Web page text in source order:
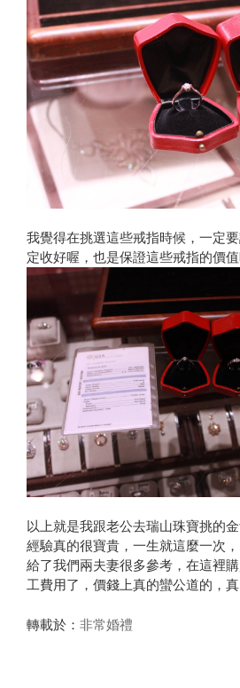
我覺得在挑選這些戒指時候，一定
定收好喔，也是保證這些戒指的價
以上就是我跟老公去瑞山珠寶挑的
經驗真的很寶貴，一生就這麼一次
給了我們兩夫妻很多參考，在這裡
工費用了，價錢上真的蠻公道的，
轉載於： 非常婚禮